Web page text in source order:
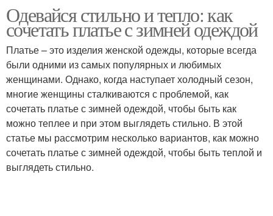
Одевайся стильно и тепло: как
сочетать платье с зимней одеждой
Платье – это изделия женской одежды, которые всегда
были одними из самых популярных и любимых
женщинами. Однако, когда наступает холодный сезон,
многие женщины сталкиваются с проблемой, как
сочетать платье с зимней одеждой, чтобы быть как
можно теплее и при этом выглядеть стильно. В этой
статье мы рассмотрим несколько вариантов, как можно
сочетать платье с зимней одеждой, чтобы быть теплой и
выглядеть стильно.